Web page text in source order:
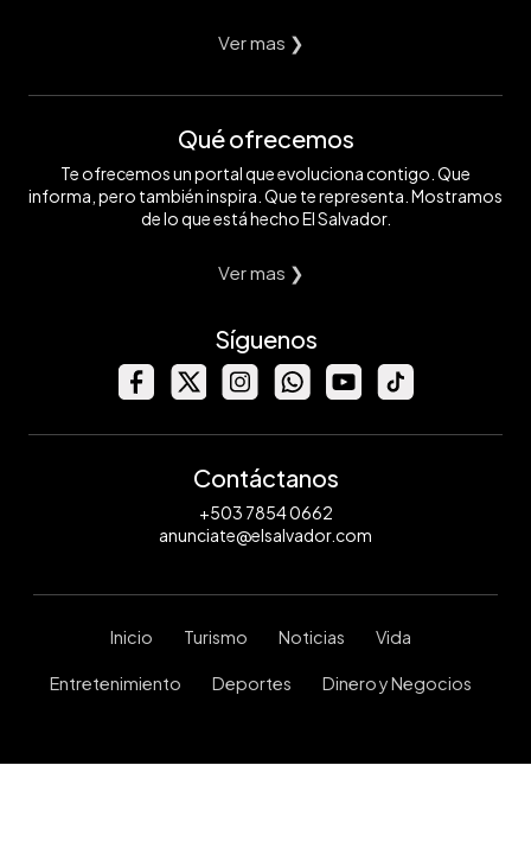
Ver mas ❯
Qué ofrecemos
Te ofrecemos un portal que evoluciona contigo. Que
informa, pero también inspira. Que te representa. Mostramos
de lo que está hecho El Salvador.
Ver mas ❯
Síguenos
Contáctanos
+503 7854 0662
anunciate@elsalvador.com
Inicio Turismo Noticias Vida
Entretenimiento Deportes Dinero y Negocios